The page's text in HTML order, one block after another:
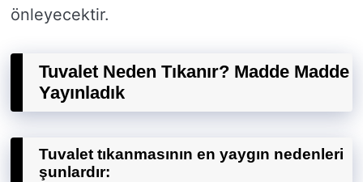
önleyecektir.
Tuvalet Neden Tıkanır? Madde Madde
Yayınladık
Tuvalet tıkanmasının en yaygın nedenleri
şunlardır: